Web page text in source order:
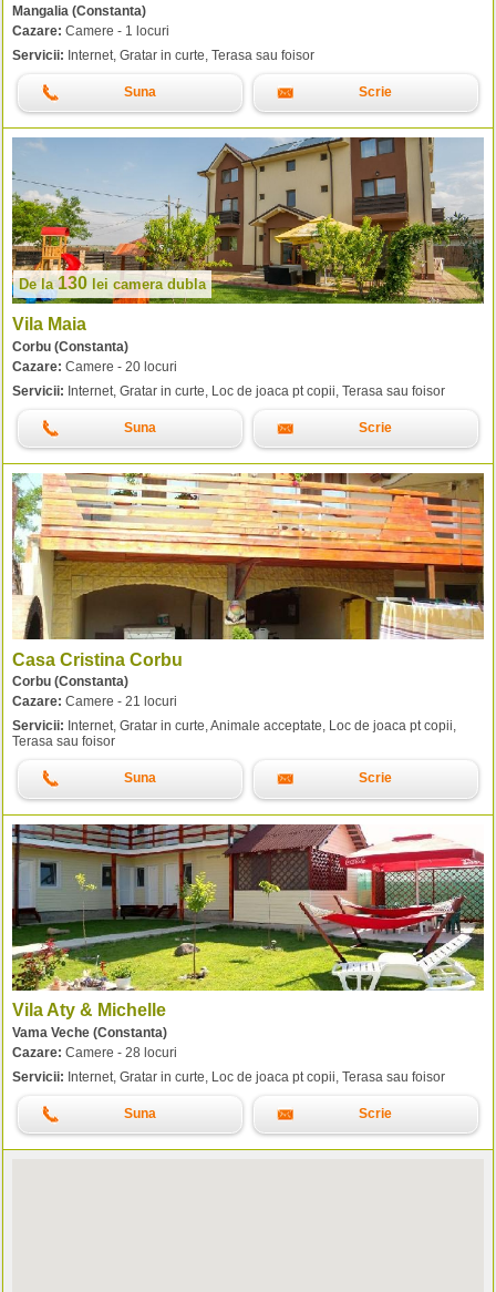
Mangalia (Constanta)
Cazare: Camere - 1 locuri
Servicii: Internet, Gratar in curte, Terasa sau foisor
Suna Scrie
De la130 lei camera dubla
Vila Maia
Corbu (Constanta)
Cazare: Camere - 20 locuri
Servicii: Internet, Gratar in curte, Loc de joaca pt copii, Terasa sau foisor
Suna Scrie
Casa Cristina Corbu
Corbu (Constanta)
Cazare: Camere - 21 locuri
Servicii: Internet, Gratar in curte, Animale acceptate, Loc de joaca pt copii,
Terasa sau foisor
Suna Scrie
Vila Aty & Michelle
Vama Veche (Constanta)
Cazare: Camere - 28 locuri
Servicii: Internet, Gratar in curte, Loc de joaca pt copii, Terasa sau foisor
Suna Scrie